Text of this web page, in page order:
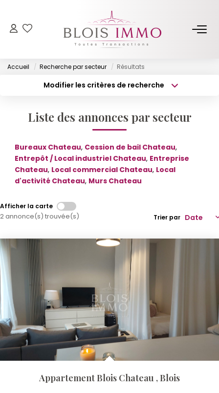
NOS BIENS
Acheter
Louer
Off Market
ESTIMER
FAIRE GÉRER
NOTRE AGENCE
Qui Sommes-Nous ?
Notre Équipe
Nos Actualités
Nos Partenaires
CONTACT
Accueil Recherche par secteur Résultats
Modifier les critères de recherche
Type de bien
Surface min
Budget max Plus de critères
Créer une alerte
Liste des annonces par secteur
Bureaux Chateau, Cession de bail Chateau,
Entrepôt / Local industriel Chateau, Entreprise
Chateau, Local commercial Chateau, Local
d'activité Chateau, Murs Chateau
Afficher la carte
2 annonce(s) trouvée(s) Trier par
Appartement Blois Chateau ,Blois